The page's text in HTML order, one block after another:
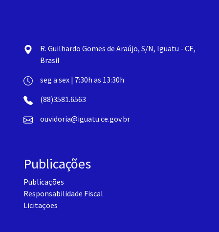
R. Guilhardo Gomes de Araújo, S/N, Iguatu - CE,
Brasil
seg a sex | 7:30h as 13:30h
(88)3581.6563
ouvidoria@iguatu.ce.gov.br
Publicações
Publicações
Responsabilidade Fiscal
Licitações